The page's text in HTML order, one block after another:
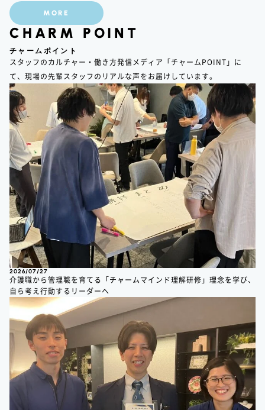
MORE
CHARM POINT
チャームポイント
スタッフのカルチャー・働き方発信メディア「チャームPOINT」に
て、現場の先輩スタッフのリアルな声をお届けしています。
2026/07/27
介護職から管理職を育てる「チャームマインド理解研修」理念を学び、
自ら考え行動するリーダーへ